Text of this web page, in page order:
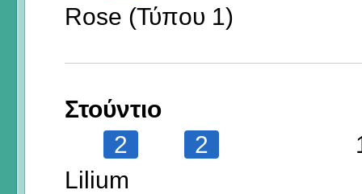
Rose (Τύπου 1)
Στούντιο
2
2
Lilium